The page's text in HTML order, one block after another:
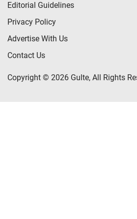
Editorial Guidelines
Privacy Policy
Advertise With Us
Contact Us
Copyright © 2026 Gulte, All Rights